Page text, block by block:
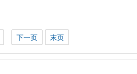
下一页 末页